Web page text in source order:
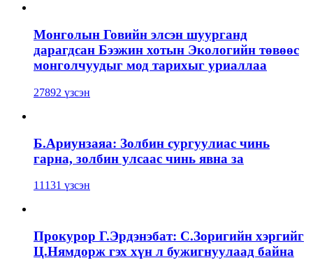
Монголын Говийн элсэн шуурганд
дарагдсан Бээжин хотын Экологийн төвөөс
монголчуудыг мод тарихыг уриаллаа
27892 үзсэн
Б.Ариунзаяа: Золбин сургуулиас чинь
гарна, золбин улсаас чинь явна за
11131 үзсэн
Прокурор Г.Эрдэнэбат: С.Зоригийн хэргийг
Ц.Нямдорж гэх хүн л бужигнуулаад байна